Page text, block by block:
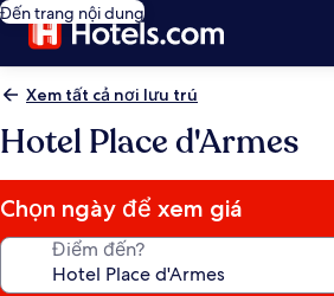
Đến trang nội dung
Xem tất cả nơi lưu trú
Hotel Place d'Armes
Chọn ngày để xem giá
Điểm đến?